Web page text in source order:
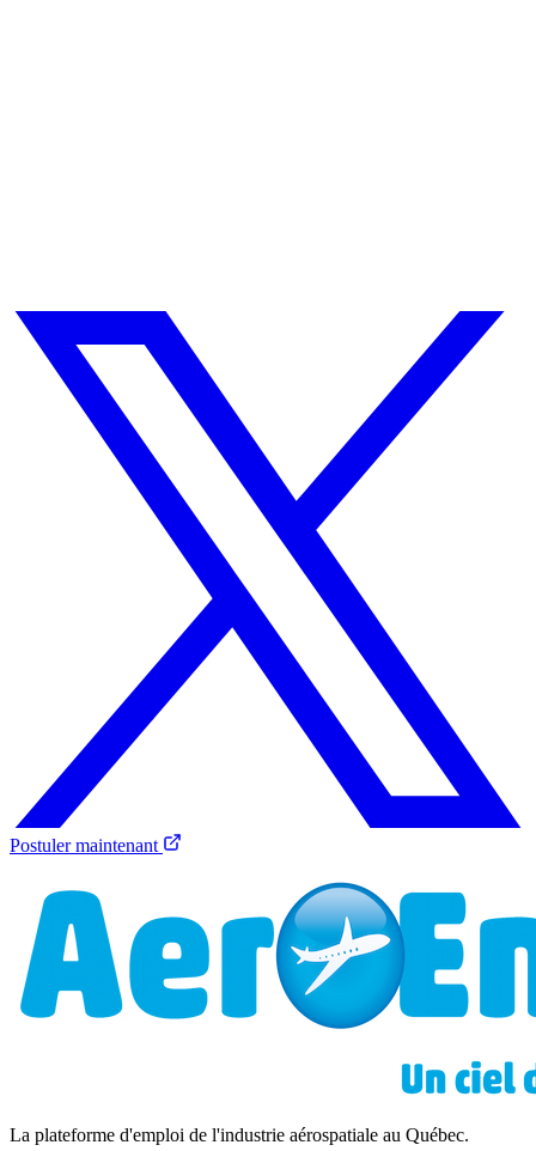
Postuler maintenant
La plateforme d'emploi de l'industrie aérospatiale au Québec.